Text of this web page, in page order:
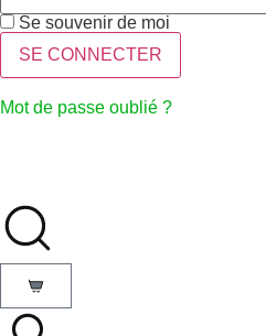
Se souvenir de moi
Mot de passe oublié ?